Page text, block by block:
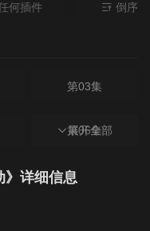
插件 倒序
第03集
第06集
第09集
展开全部
》详细信息